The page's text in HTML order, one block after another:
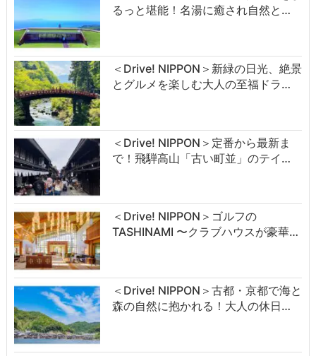
るっと堪能！名湯に癒され自然と…
＜Drive! NIPPON＞新緑の日光、絶景
とグルメを楽しむ大人の至福ドラ…
＜Drive! NIPPON＞定番から最新ま
で！飛騨高山「古い町並」のテイ…
＜Drive! NIPPON＞ゴルフの
TASHINAMI 〜クラブハウスが豪華…
＜Drive! NIPPON＞古都・京都で海と
森の自然に抱かれる！大人の休日…